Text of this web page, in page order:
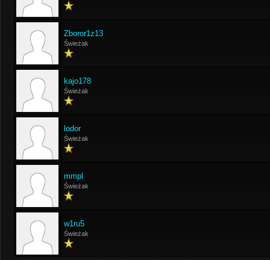
Zboror1z13
Świeżak
kajo178
Świeżak
lodor
Świeżak
mmpl
Świeżak
w1ru5
Świeżak